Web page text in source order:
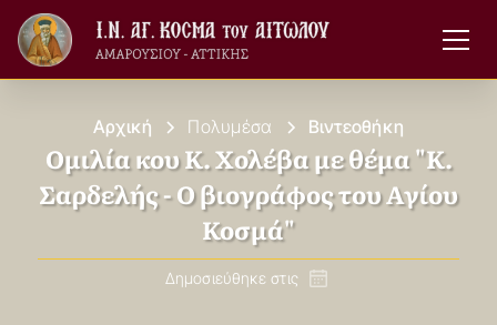
Αρχική Πολυμέσα Βιντεοθήκη
Ομιλία κου Κ. Χολέβα με θέμα "Κ.
Σαρδελής - Ο βιογράφος του Αγίου
Κοσμά"
Δημοσιεύθηκε στις